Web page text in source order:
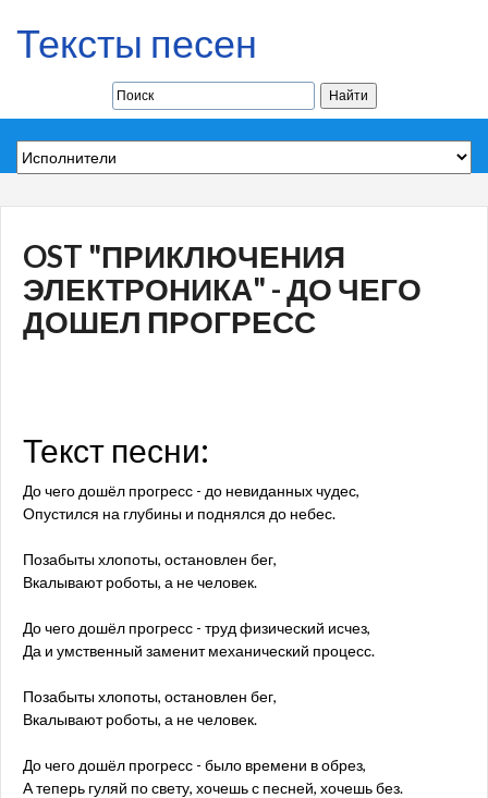
Тексты песен
OST "ПРИКЛЮЧЕНИЯ
ЭЛЕКТРОНИКА" - ДО ЧЕГО
ДОШЕЛ ПРОГРЕСС
Текст песни:
До чего дошёл прогресс - до невиданных чудес,
Опустился на глубины и поднялся до небес.
Позабыты хлопоты, остановлен бег,
Вкалывают роботы, а не человек.
До чего дошёл прогресс - труд физический исчез,
Да и умственный заменит механический процесс.
Позабыты хлопоты, остановлен бег,
Вкалывают роботы, а не человек.
До чего дошёл прогресс - было времени в обрез,
А теперь гуляй по свету, хочешь с песней, хочешь без.